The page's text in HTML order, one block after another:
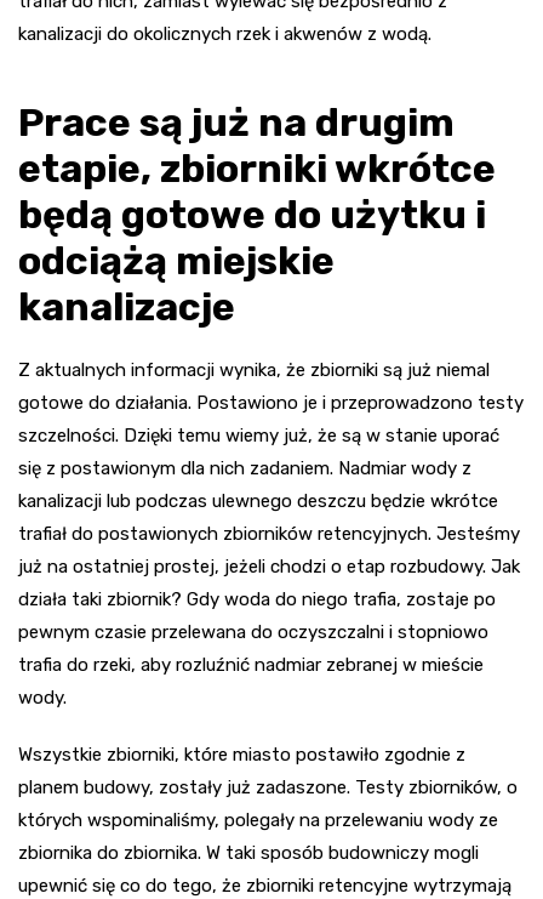
kanalizacji do okolicznych rzek i akwenów z wodą.
Prace są już na drugim
etapie, zbiorniki wkrótce
będą gotowe do użytku i
odciążą miejskie
kanalizacje
Z aktualnych informacji wynika, że zbiorniki są już niemal
gotowe do działania. Postawiono je i przeprowadzono testy
szczelności. Dzięki temu wiemy już, że są w stanie uporać
się z postawionym dla nich zadaniem. Nadmiar wody z
kanalizacji lub podczas ulewnego deszczu będzie wkrótce
trafiał do postawionych zbiorników retencyjnych. Jesteśmy
już na ostatniej prostej, jeżeli chodzi o etap rozbudowy. Jak
działa taki zbiornik? Gdy woda do niego trafia, zostaje po
pewnym czasie przelewana do oczyszczalni i stopniowo
trafia do rzeki, aby rozluźnić nadmiar zebranej w mieście
wody.
Wszystkie zbiorniki, które miasto postawiło zgodnie z
planem budowy, zostały już zadaszone. Testy zbiorników, o
których wspominaliśmy, polegały na przelewaniu wody ze
zbiornika do zbiornika. W taki sposób budowniczy mogli
upewnić się co do tego, że zbiorniki retencyjne wytrzymają